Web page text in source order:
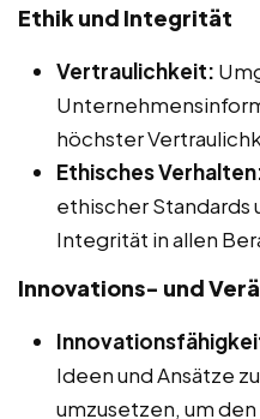
Ethik und Integrität
Vertraulichkeit:
höchster
Ethisches
ethischer Standards
Integrität in allen
Innovations- und
Ideen und Ansätze
umzusetzen, um